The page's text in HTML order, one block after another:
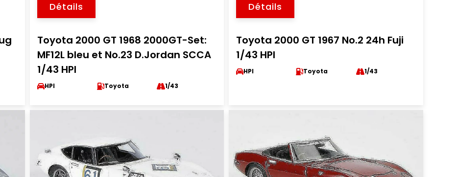
Détails
Toyota 2000 GT 1968 2000GT-Set:
MF12L bleu et No.23 D.Jordan SCCA
1/43 HPI
HPI Toyota 1/43
Détails
Toyota 2000 GT 1967 No.2 24h Fuji
1/43 HPI
HPI Toyota 1/43